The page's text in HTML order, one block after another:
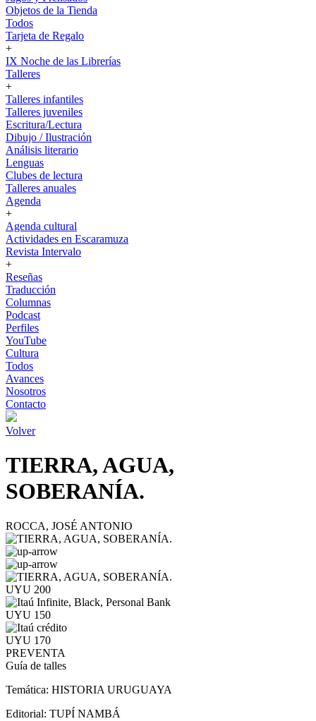
Objetos de la Tienda
Todos
Tarjeta de Regalo
+
IX Noche de las Librerías
Talleres
+
Talleres infantiles
Talleres juveniles
Escritura/Lectura
Dibujo / Ilustración
Análisis literario
Lenguas
Clubes de lectura
Talleres anuales
Agenda
+
Agenda cultural
Actividades en Escaramuza
Revista Intervalo
+
Reseñas
Traducción
Columnas
Podcast
Perfiles
YouTube
Cultura
Todos
Avances
Nosotros
Contacto
Volver
TIERRA, AGUA,
SOBERANÍA.
ROCCA, JOSÉ ANTONIO
UYU 200
UYU 150
UYU 170
PREVENTA
Guía de talles
Temática: HISTORIA URUGUAYA
Editorial: TUPÍ NAMBÁ